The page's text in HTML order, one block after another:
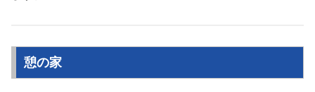
憩の家